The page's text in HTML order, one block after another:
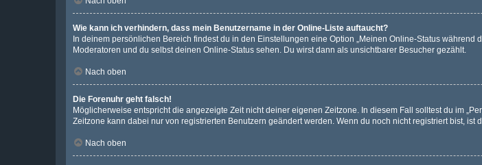
Wie kann ich verhindern, dass mein Benutzername in der Online-Liste auftaucht?
In deinem persönlichen Bereich findest du in den Einstellungen eine Option „Meinen Online-Status
Moderatoren und du selbst deinen Online-Status sehen. Du wirst dann als unsichtbarer Besucher gezählt.
Nach oben
Die Forenuhr geht falsch!
Möglicherweise entspricht die angezeigte Zeit nicht deiner eigenen Zeitzone. In diesem Fall solltest du im
Zeitzone kann dabei nur von registrierten Benutzern geändert werden. Wenn du noch nicht registriert bist, ist
Nach oben